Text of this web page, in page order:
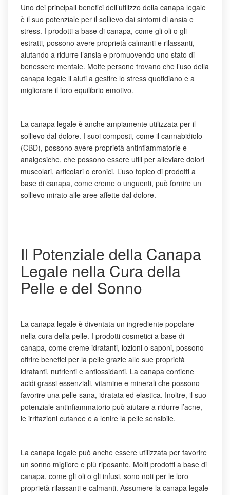
Uno dei principali benefici dell’utilizzo della canapa legale
è il suo potenziale per il sollievo dai sintomi di ansia e
stress. I prodotti a base di canapa, come gli oli o gli
estratti, possono avere proprietà calmanti e rilassanti,
aiutando a ridurre l’ansia e promuovendo uno stato di
benessere mentale. Molte persone trovano che l’uso della
canapa legale li aiuti a gestire lo stress quotidiano e a
migliorare il loro equilibrio emotivo.
La canapa legale è anche ampiamente utilizzata per il
sollievo dal dolore. I suoi composti, come il cannabidiolo
(CBD), possono avere proprietà antinfiammatorie e
analgesiche, che possono essere utili per alleviare dolori
muscolari, articolari o cronici. L’uso topico di prodotti a
base di canapa, come creme o unguenti, può fornire un
sollievo mirato alle aree affette dal dolore.
Il Potenziale della Canapa
Legale nella Cura della
Pelle e del Sonno
La canapa legale è diventata un ingrediente popolare
nella cura della pelle. I prodotti cosmetici a base di
canapa, come creme idratanti, lozioni o saponi, possono
offrire benefici per la pelle grazie alle sue proprietà
idratanti, nutrienti e antiossidanti. La canapa contiene
acidi grassi essenziali, vitamine e minerali che possono
favorire una pelle sana, idratata ed elastica. Inoltre, il suo
potenziale antinfiammatorio può aiutare a ridurre l’acne,
le irritazioni cutanee e a lenire la pelle sensibile.
La canapa legale può anche essere utilizzata per favorire
un sonno migliore e più riposante. Molti prodotti a base di
canapa, come gli oli o gli infusi, sono noti per le loro
proprietà rilassanti e calmanti. Assumere la canapa legale